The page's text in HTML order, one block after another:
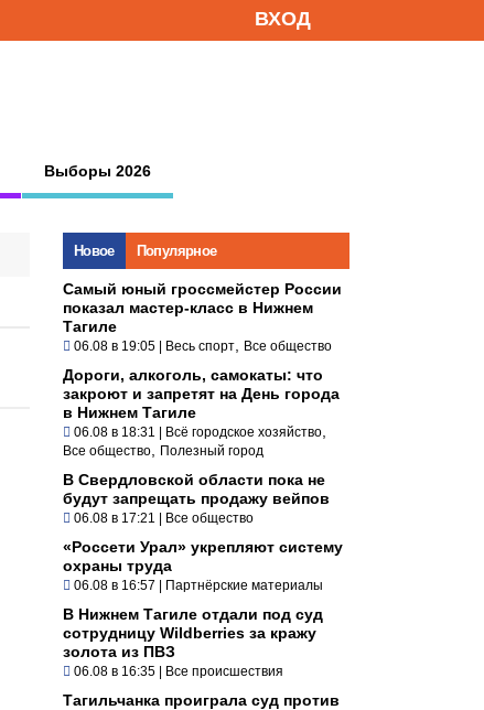
ВХОД
Выборы 2026
Новое Популярное
Самый юный гроссмейстер России
показал мастер-класс в Нижнем
Тагиле
06.08 в 19:05 | Весь спорт Все общество
Дороги, алкоголь, самокаты: что
закроют и запретят на День города
в Нижнем Тагиле
06.08 в 18:31 | Всё городское хозяйство
Все общество Полезный город
В Свердловской области пока не
будут запрещать продажу вейпов
06.08 в 17:21 | Все общество
«Россети Урал» укрепляют систему
охраны труда
06.08 в 16:57 | Партнёрские материалы
В Нижнем Тагиле отдали под суд
сотрудницу Wildberries за кражу
золота из ПВЗ
06.08 в 16:35 | Все происшествия
Тагильчанка проиграла суд против